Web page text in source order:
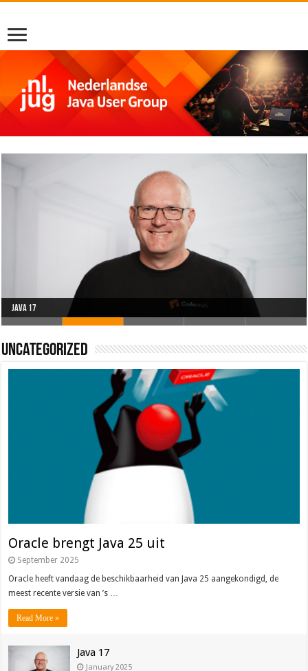
Oracle brengt Java 25 uit
Java 17
Java Magazine 2024 #4
Nieuwe community manager Simon!
J-Fall 2024
Uncategorized
Oracle brengt Java 25 uit
September 2025
Oracle heeft vandaag de beschikbaarheid van Java 25 aangekondigd, de
meest recente versie van ’s …
Read More »
Java 17
January 2025